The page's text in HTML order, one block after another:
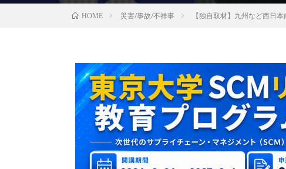
HOME 災害/事故/不祥事 【独自取材】九州など西日